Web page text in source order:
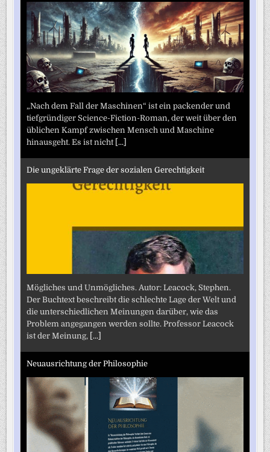
„Nach dem Fall der Maschinen“ ist ein packender und
tiefgründiger Science-Fiction-Roman, der weit über den
üblichen Kampf zwischen Mensch und Maschine
hinausgeht. Es ist nicht [...]
Die ungeklärte Frage der sozialen Gerechtigkeit
Mögliches und Unmögliches. Autor: Leacock, Stephen.
Der Buchtext beschreibt die schlechte Lage der Welt und
die unterschiedlichen Meinungen darüber, wie das
Problem angegangen werden sollte. Professor Leacock
ist der Meinung, [...]
Neuausrichtung der Philosophie